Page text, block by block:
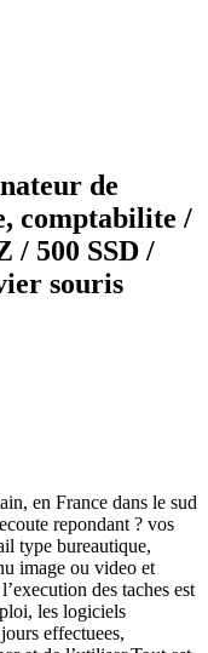
de
comptabilite /
/ 500 SSD /
souris
en France dans le sud
repondant ? vos
type bureautique,
image ou video et
des taches est
les logiciels
effectuees,